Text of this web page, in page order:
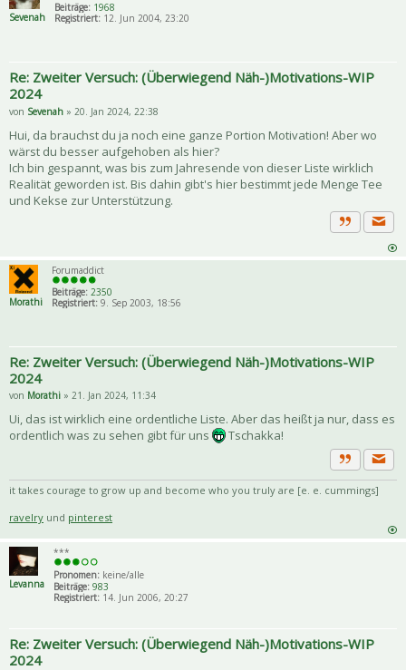
Sevenah
Beiträge: 1968
Registriert: 12. Jun 2004, 23:20
Re: Zweiter Versuch: (Überwiegend Näh-)Motivations-WIP
2024
von Sevenah » 20. Jan 2024, 22:38
Hui, da brauchst du ja noch eine ganze Portion Motivation! Aber wo
wärst du besser aufgehoben als hier?
Ich bin gespannt, was bis zum Jahresende von dieser Liste wirklich
Realität geworden ist. Bis dahin gibt's hier bestimmt jede Menge Tee
und Kekse zur Unterstützung.
Zitat
Morathi
Forumaddict
Beiträge: 2350
Registriert: 9. Sep 2003, 18:56
Re: Zweiter Versuch: (Überwiegend Näh-)Motivations-WIP
2024
von Morathi » 21. Jan 2024, 11:34
Ui, das ist wirklich eine ordentliche Liste. Aber das heißt ja nur, dass es
ordentlich was zu sehen gibt für uns
Tschakka!
Zitat
it takes courage to grow up and become who you truly are [e. e. cummings]
ravelry und pinterest
Levanna
***
Pronomen: keine/alle
Beiträge: 983
Registriert: 14. Jun 2006, 20:27
Re: Zweiter Versuch: (Überwiegend Näh-)Motivations-WIP
2024